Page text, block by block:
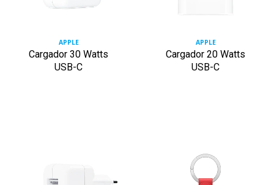
APPLE
Cargador 30 Watts
USB-C
APPLE
Cargador 20 Watts
USB-C